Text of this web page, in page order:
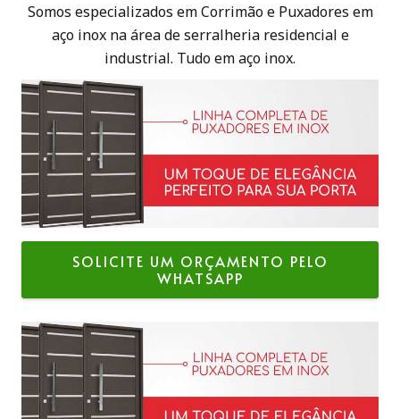
Somos especializados em Corrimão e Puxadores em
aço inox na área de serralheria residencial e
industrial. Tudo em aço inox.
SOLICITE UM ORÇAMENTO PELO
WHATSAPP